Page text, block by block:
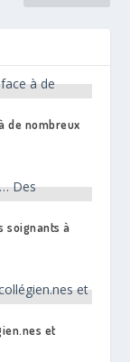
de nombreux
soignants à
et